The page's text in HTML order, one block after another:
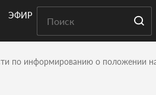
ЭФИР
по информированию о положении